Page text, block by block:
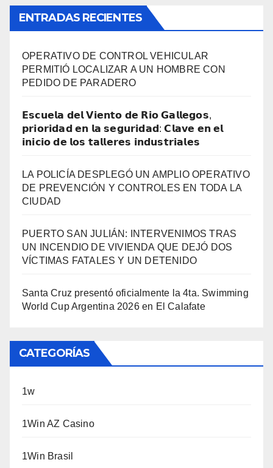
ENTRADAS RECIENTES
OPERATIVO DE CONTROL VEHICULAR
PERMITIÓ LOCALIZAR A UN HOMBRE CON
PEDIDO DE PARADERO
𝗘𝘀𝗰𝘂𝗲𝗹𝗮 𝗱𝗲𝗹 𝗩𝗶𝗲𝗻𝘁𝗼 𝗱𝗲 𝗥𝗶𝗼 𝗚𝗮𝗹𝗹𝗲𝗴𝗼𝘀,
𝗽𝗿𝗶𝗼𝗿𝗶𝗱𝗮𝗱 𝗲𝗻 𝗹𝗮 𝘀𝗲𝗴𝘂𝗿𝗶𝗱𝗮𝗱: 𝗖𝗹𝗮𝘃𝗲 𝗲𝗻 𝗲𝗹
𝗶𝗻𝗶𝗰𝗶𝗼 𝗱𝗲 𝗹𝗼𝘀 𝘁𝗮𝗹𝗹𝗲𝗿𝗲𝘀 𝗶𝗻𝗱𝘂𝘀𝘁𝗿𝗶𝗮𝗹𝗲𝘀
LA POLICÍA DESPLEGÓ UN AMPLIO OPERATIVO
DE PREVENCIÓN Y CONTROLES EN TODA LA
CIUDAD
PUERTO SAN JULIÁN: INTERVENIMOS TRAS
UN INCENDIO DE VIVIENDA QUE DEJÓ DOS
VÍCTIMAS FATALES Y UN DETENIDO
Santa Cruz presentó oficialmente la 4ta. Swimming
World Cup Argentina 2026 en El Calafate
CATEGORÍAS
1w
1Win AZ Casino
1Win Brasil